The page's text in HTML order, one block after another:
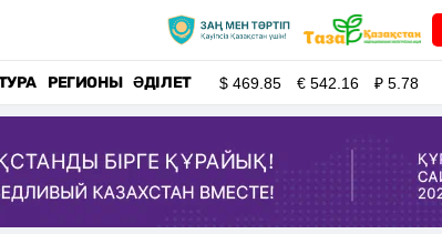
РЕГИОНЫ ӘДІЛЕТ $469.85 €542.16 ₽5.78